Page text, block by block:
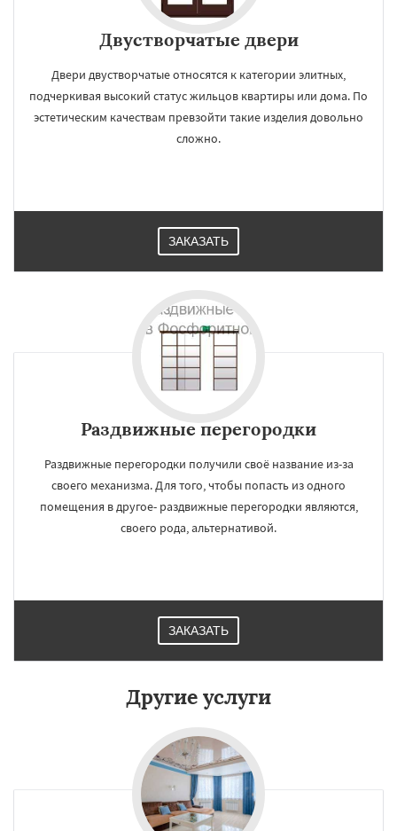
Двустворчатые двери
Двери двустворчатые относятся к категории элитных,
подчеркивая высокий статус жильцов квартиры или дома. По
эстетическим качествам превзойти такие изделия довольно
сложно.
ЗАКАЗАТЬ
Раздвижные перегородки
Раздвижные перегородки получили своё название из-за
своего механизма. Для того, чтобы попасть из одного
помещения в другое- раздвижные перегородки являются,
своего рода, альтернативой.
ЗАКАЗАТЬ
Другие услуги